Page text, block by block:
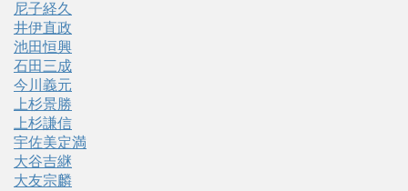
尼子経久
井伊直政
池田恒興
石田三成
今川義元
上杉景勝
上杉謙信
宇佐美定満
大谷吉継
大友宗麟